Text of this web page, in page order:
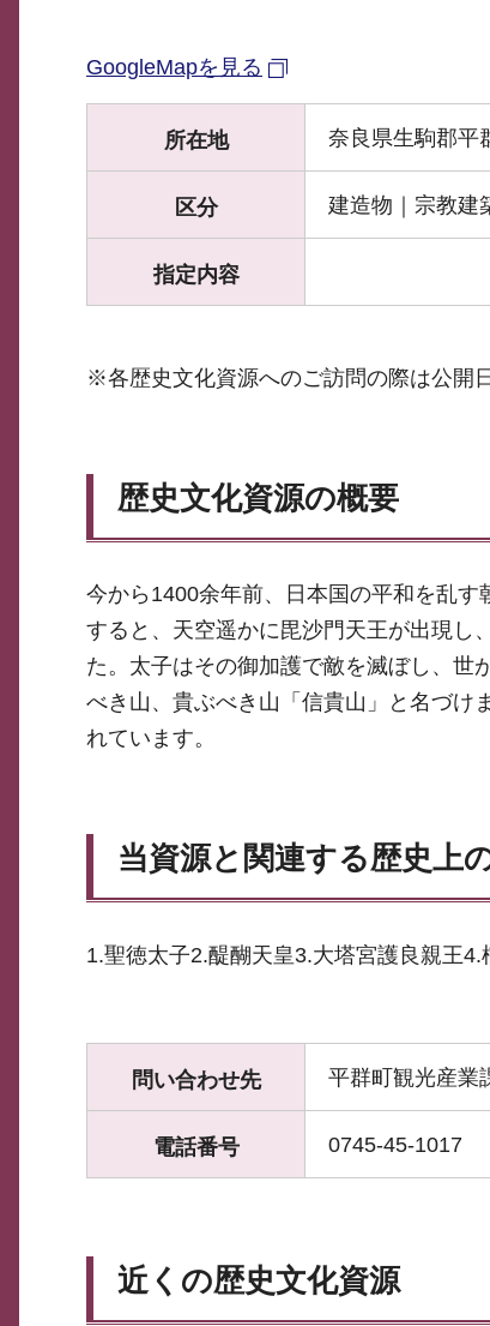
GoogleMapを見る
所在地 奈良県生駒郡平
区分 建造物｜宗教建
指定内容
※各歴史文化資源へのご訪問の際は公開
歴史文化資源の概要
今から1400余年前、日本国の平和を乱
すると、天空遥かに毘沙門天王が出現し
た。太子はその御加護で敵を滅ぼし、世
べき山、貴ぶべき山「信貴山」と名づけ
れています。
当資源と関連する歴史上
1.聖徳太子2.醍醐天皇3.大塔宮護良親王
問い合わせ先 平群町観光産業
電話番号 0745-45-1017
近くの歴史文化資源